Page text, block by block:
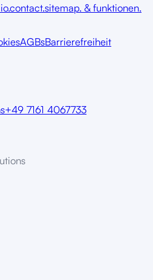
contact.sitemap. & funktionen.
AGBsBarrierefreiheit
+49 7161 4067733
utions